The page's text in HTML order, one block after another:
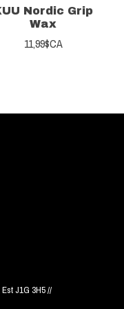
Nordic Grip
Wax
11,99$CA
J1G 3H5 //